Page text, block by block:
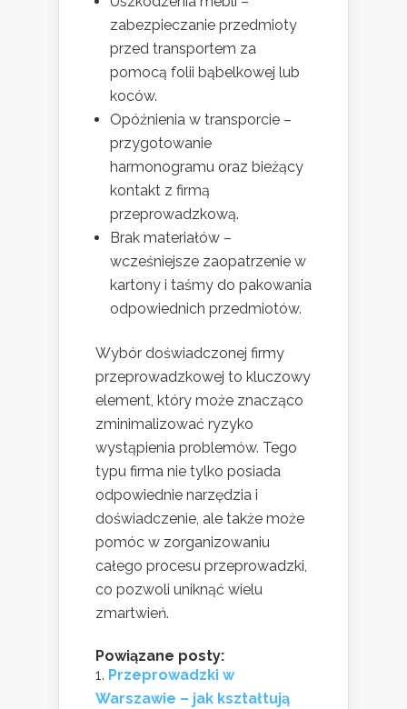
zabezpieczanie przedmioty
przed transportem za
pomocą folii bąbelkowej lub
koców.
Opóźnienia w transporcie –
przygotowanie
harmonogramu oraz bieżący
kontakt z firmą
przeprowadzkową.
Brak materiałów –
wcześniejsze zaopatrzenie w
kartony i taśmy do pakowania
odpowiednich przedmiotów.
Wybór doświadczonej firmy
przeprowadzkowej to kluczowy
element, który może znacząco
zminimalizować ryzyko
wystąpienia problemów. Tego
typu firma nie tylko posiada
odpowiednie narzędzia i
doświadczenie, ale także może
pomóc w zorganizowaniu
całego procesu przeprowadzki,
co pozwoli uniknąć wielu
zmartwień.
Powiązane posty:
Przeprowadzki w
Warszawie – jak kształtują